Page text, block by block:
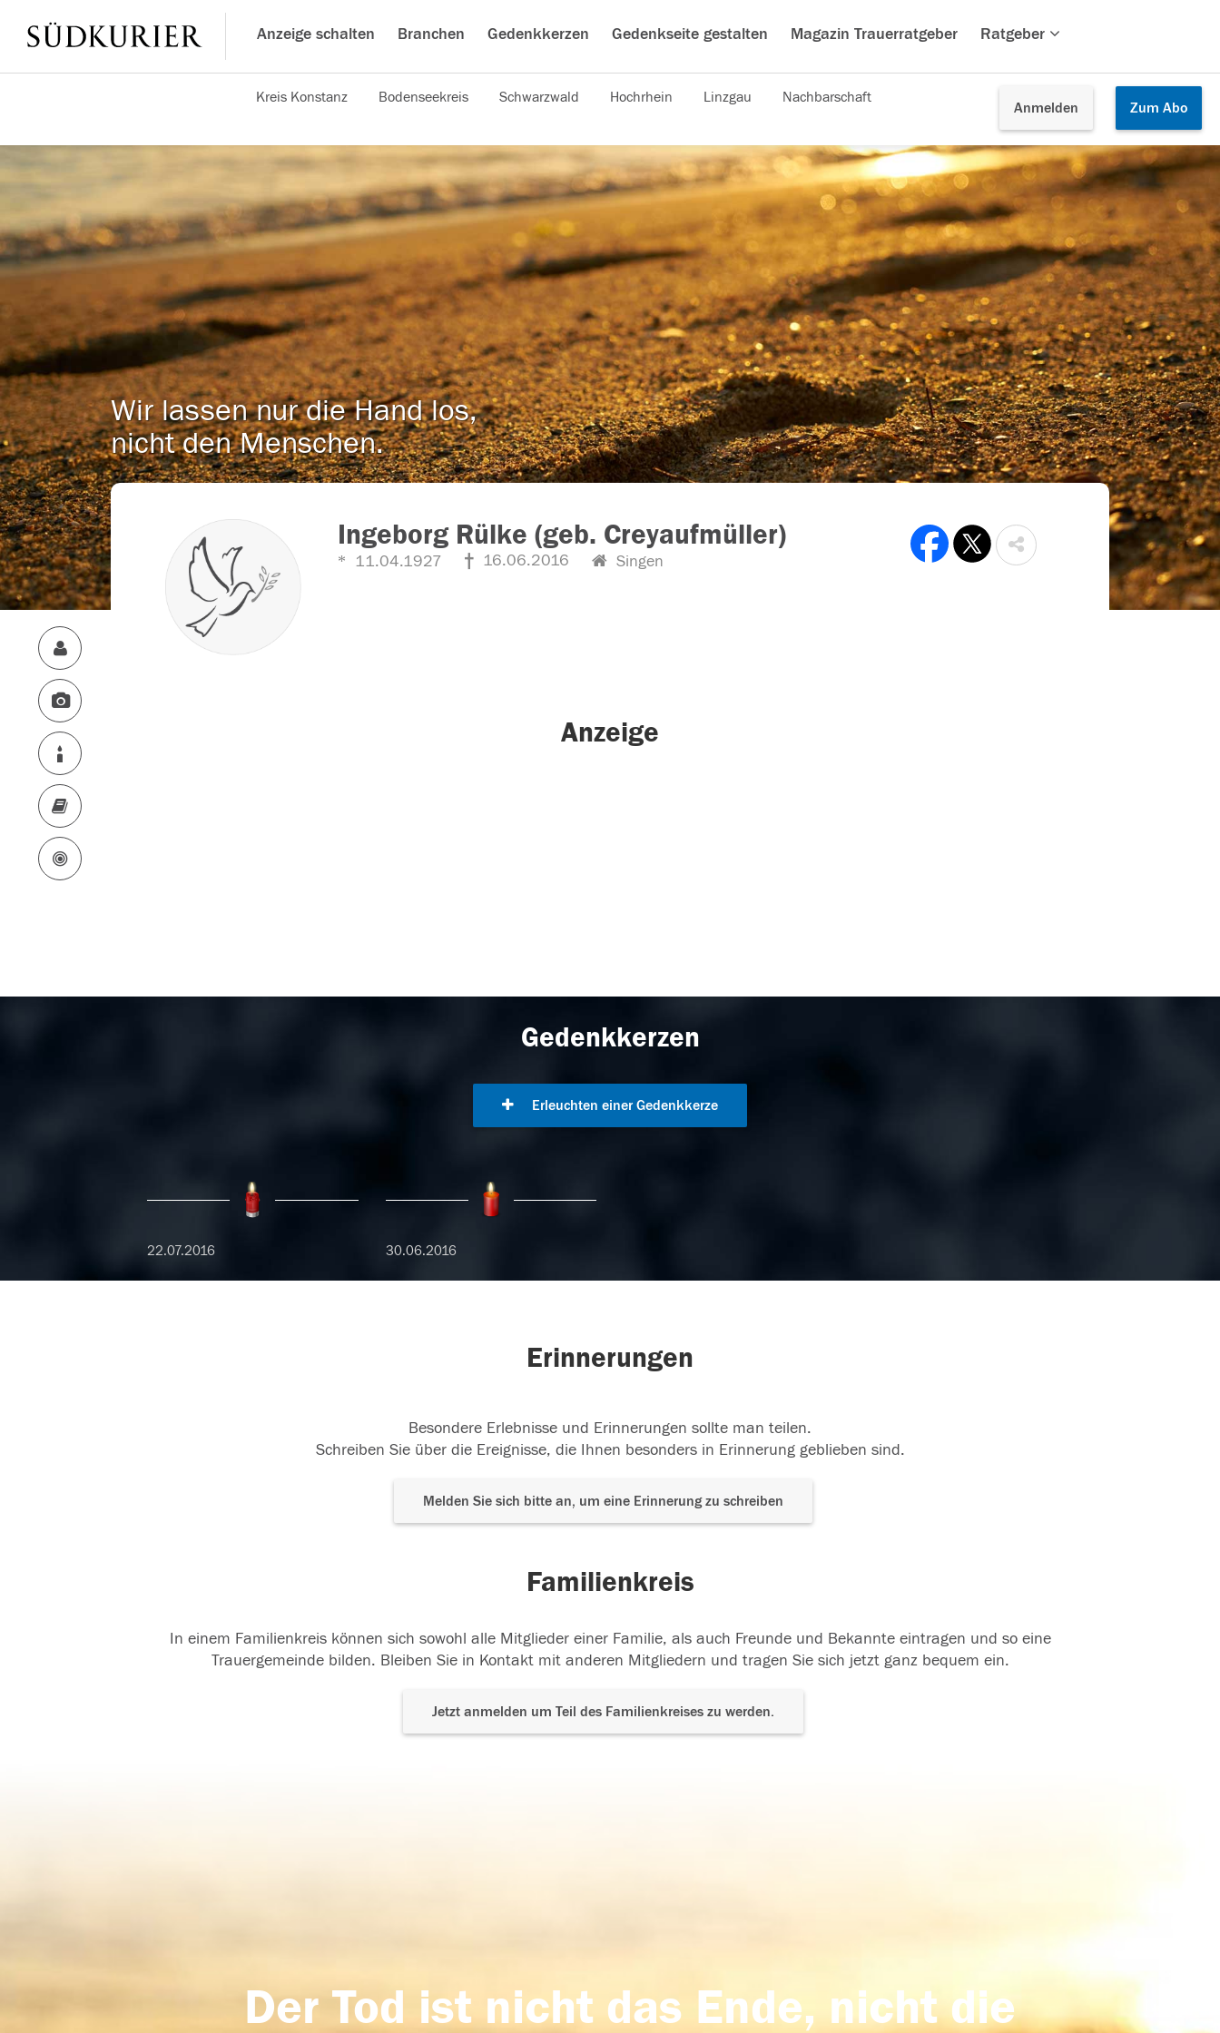
Anzeige schalten Branchen Gedenkkerzen Gedenkseite gestalten Magazin Trauerratgeber Ratgeber
Anmelden Zum Abo
Kreis Konstanz Bodenseekreis Schwarzwald Hochrhein Linzgau Nachbarschaft
Wir lassen nur die Hand los,
nicht den Menschen.
Ingeborg Rülke (geb. Creyaufmüller)
11.04.1927 16.06.2016 Singen
Anzeige
Gedenkkerzen
Erleuchten einer Gedenkkerze
22.07.2016 30.06.2016
Erinnerungen
Besondere Erlebnisse und Erinnerungen sollte man teilen.
Schreiben Sie über die Ereignisse, die Ihnen besonders in Erinnerung geblieben sind.
Melden Sie sich bitte an, um eine Erinnerung zu schreiben
Familienkreis
In einem Familienkreis können sich sowohl alle Mitglieder einer Familie, als auch Freunde und Bekannte eintragen und so eine
Trauergemeinde bilden. Bleiben Sie in Kontakt mit anderen Mitgliedern und tragen Sie sich jetzt ganz bequem ein.
Jetzt anmelden um Teil des Familienkreises zu werden.
Der Tod ist nicht das Ende, nicht die